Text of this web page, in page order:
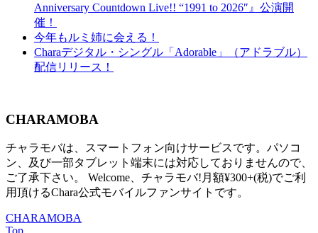
Anniversary Countdown Live!! “1991 to 2026″』公演開
催！
今年もルミ姉に会える！
Charaデジタル・シングル「Adorable」（アドラブル）
配信リリース！
CHARAMOBA
チャラモバは、スマートフォン向けサービスです。パソコ
ン、及び一部タブレット端末には対応しておりませんので、
ご了承下さい。 Welcome、チャラモバ!月額¥300+(税)でご利
用頂けるChara公式モバイルファンサイトです。
CHARAMOBA